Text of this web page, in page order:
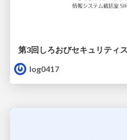
第3回しろおびセキュリティ
log0417